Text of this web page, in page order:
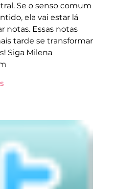
Se o senso comum
ela vai estar lá
notas. Essas notas
tarde se transformar
Siga Milena